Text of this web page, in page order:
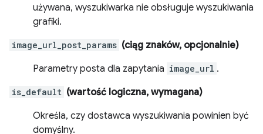
używana, wyszukiwarka nie obsługuje wyszukiwania
grafiki.
image_url_post_params (ciąg znaków, opcjonalnie)
Parametry posta dla zapytania image_url .
is_default (wartość logiczna, wymagana)
Określa, czy dostawca wyszukiwania powinien być
domyślny.